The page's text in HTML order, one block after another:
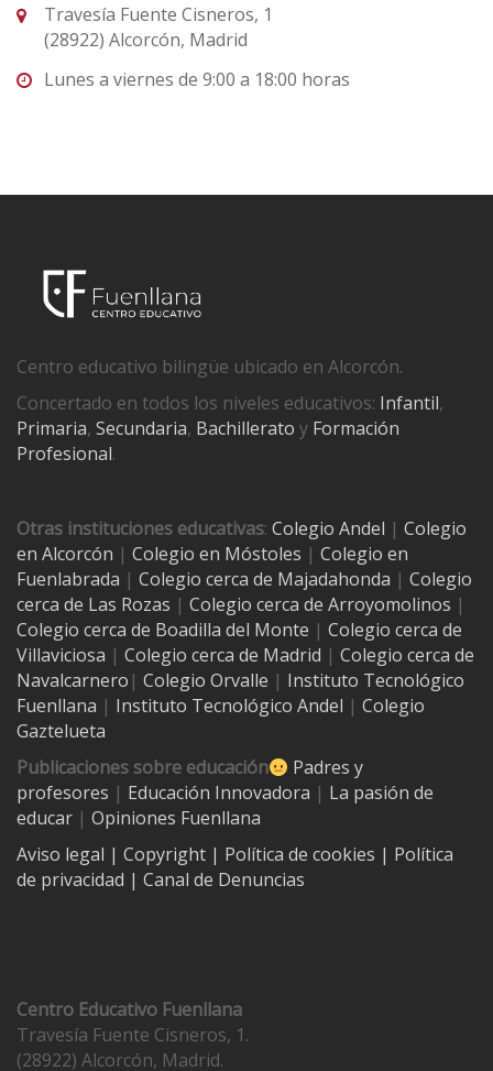
Travesía Fuente Cisneros, 1
(28922) Alcorcón, Madrid
Lunes a viernes de 9:00 a 18:00 horas
Centro educativo bilingüe ubicado en Alcorcón.
Concertado en todos los niveles educativos: Infantil,
Primaria, Secundaria, Bachillerato y Formación
Profesional.
Otras instituciones educativas: Colegio Andel | Colegio
en Alcorcón | Colegio en Móstoles | Colegio en
Fuenlabrada | Colegio cerca de Majadahonda | Colegio
cerca de Las Rozas | Colegio cerca de Arroyomolinos |
Colegio cerca de Boadilla del Monte | Colegio cerca de
Villaviciosa | Colegio cerca de Madrid | Colegio cerca de
Navalcarnero | Colegio Orvalle | Instituto Tecnológico
Fuenllana | Instituto Tecnológico Andel | Colegio
Gaztelueta
Publicaciones sobre educación
Padres y
profesores | Educación Innovadora | La pasión de
educar | Opiniones Fuenllana
Aviso legal | Copyright | Política de cookies | Política
de privacidad | Canal de Denuncias
Centro Educativo Fuenllana
Travesía Fuente Cisneros, 1.
(28922) Alcorcón, Madrid.